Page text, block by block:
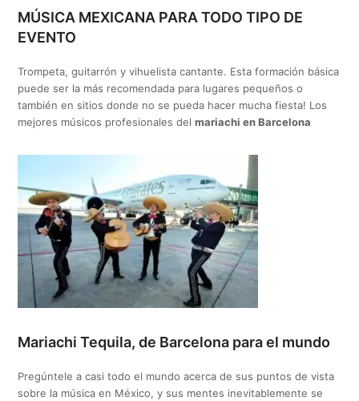
MÚSICA MEXICANA PARA TODO TIPO DE
EVENTO
Trompeta, guitarrón y vihuelista cantante. Esta formación básica
puede ser la más recomendada para lugares pequeños o
también en sitios donde no se pueda hacer mucha fiesta! Los
mejores músicos profesionales delmariachi en Barcelona
Mariachi Tequila, de Barcelona para el mundo
Pregúntele a casi todo el mundo acerca de sus puntos de vista
sobre la música en México, y sus mentes inevitablemente se